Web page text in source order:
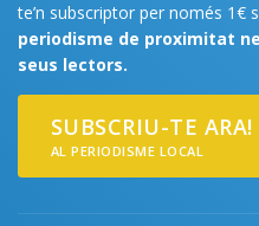
te’n subscriptor per només 1€
periodisme de proximitat
seus lectors.
SUBSCRIU-TE ARA!
AL PERIODISME LOCAL